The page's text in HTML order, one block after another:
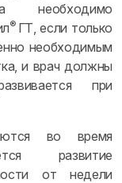
необходимо
® ГТ, если только
необходимым
и врач должны
при
во время
развитие
от недели